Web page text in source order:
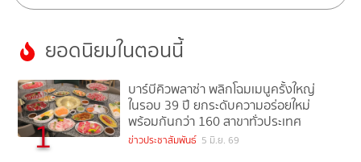
ยอดนิยมในตอนนี้
1
บาร์บีคิวพลาซ่า พลิกโฉมเมนูครั้งใหญ่
ในรอบ 39 ปี ยกระดับความอร่อยใหม่
พร้อมกันกว่า 160 สาขาทั่วประเทศ
ข่าวประชาสัมพันธ์ 5 มิ.ย. 69